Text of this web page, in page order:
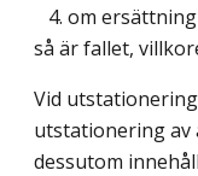
4. om
så är fallet,
Vid utstationering
utstationering av
dessutom